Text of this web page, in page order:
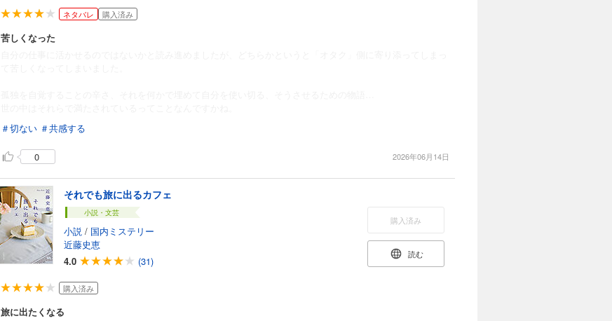
ネタバレ 購入済み
苦しくなった
＃切ない ＃共感する
0 2026年06月14日
それでも旅に出るカフェ
小説・文芸
小説 / 国内ミステリー
近藤史恵
4.0
(31)
購入済み
読む
購入済み
旅に出たくなる